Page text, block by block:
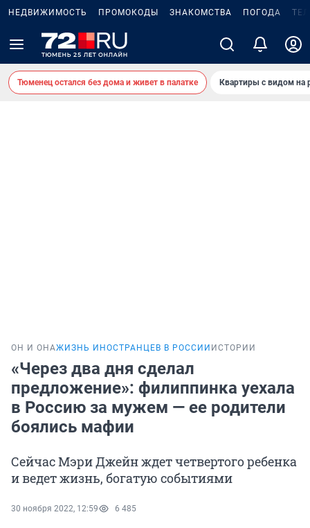
НЕДВИЖИМОСТЬ ПРОМОКОДЫ ЗНАКОМСТВА ПОГОДА
Тюменец остался без дома и живет в палатке Квартиры с видом на
ОН И ОНАЖИЗНЬ ИНОСТРАНЦЕВ В РОССИИ ИСТОРИИ
«Через два дня сделал
предложение»: филиппинка уехала
в Россию за мужем — ее родители
боялись мафии
Сейчас Мэри Джейн ждет четвертого ребенка
и ведет жизнь, богатую событиями
30 ноября 2022, 12:59 6 485